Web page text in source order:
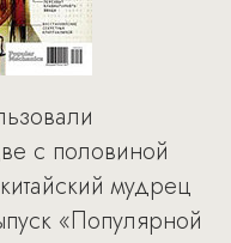
с половиной
мудрец
«Популярной